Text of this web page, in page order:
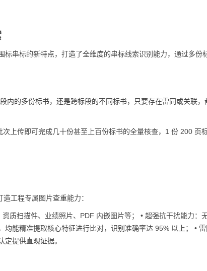
串标的新特点，打造了全维度的串标线索识别能力，通过多份
内的多份标书，还是跨标段的不同标书，只要存在雷同或关联，
上传即可完成几十份甚至上百份标书的全量核查，1 份 200 页
工程专属图片查重能力：
质扫描件、业绩照片、PDF 内嵌图片等； • 超强抗干扰能力：
能精准提取核心特征进行比对，识别准确率达 95% 以上； •
提供直观证据。